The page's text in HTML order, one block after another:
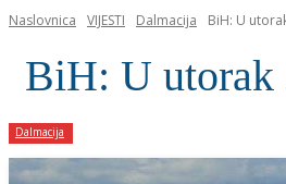
Naslovnica VIJESTI Dalmacija BiH: U
BiH: U utorak
Dalmacija